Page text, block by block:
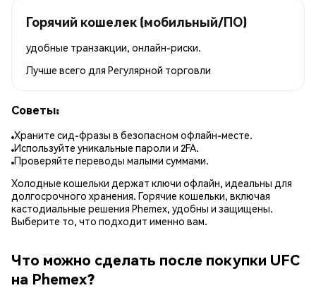
Горячий кошелек (мобильный/ПО)
удобные транзакции, онлайн-риски.
Лучше всего для Регулярной торговли
Советы:
Храните сид-фразы в безопасном офлайн-месте.
Используйте уникальные пароли и 2FA.
Проверяйте переводы малыми суммами.
Холодные кошельки держат ключи офлайн, идеальны для
долгосрочного хранения. Горячие кошельки, включая
кастодиальные решения Phemex, удобны и защищены.
Выберите то, что подходит именно вам.
Что можно сделать после покупки UFC
на Phemex?